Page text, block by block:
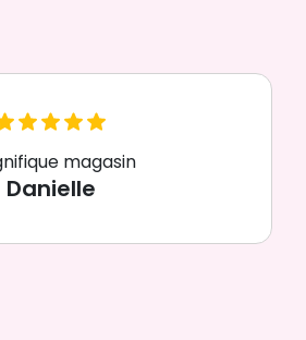
magasin
Danielle